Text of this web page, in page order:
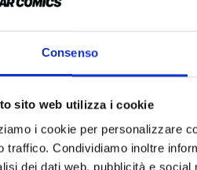
Consenso
sito web utilizza i cookie
i cookie per personalizzare
traffico. Condividiamo inoltre
dei dati web, pubblicità e